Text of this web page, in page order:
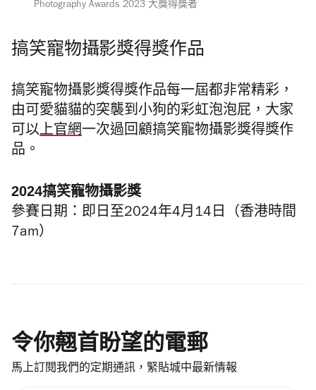
Photography Awards 2023 大獎得獎者
搞笑寵物攝影獎得獎作品
搞笑寵物攝影獎得獎作品每一屆都非常精彩，
由可愛貓貓的突襲到小狗的彩虹泡泡屁，大家
可以上官網一次過回顧搞笑寵物攝影獎得獎作
品。
2024搞笑寵物攝影獎
參賽日期：即日至2024年4月14日（香港時間
7am）
令你翹首盼望的電郵
馬上訂閱我們的定期通訊，緊貼城中最新情報